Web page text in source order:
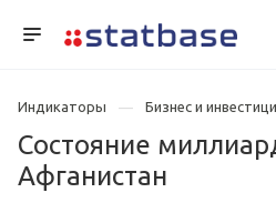
Индикаторы Бизнес и
Состояние
Афганистан